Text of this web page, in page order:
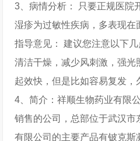
3、病情分析： 只要正规医院
湿疹为过敏性疾病，多表现在
指导意见： 建议您注意以下
清洁干燥，减少风刺激，强光
起效快，但是比如容易复发，
4、简介：祥顺生物药业有限
销售的公司，总部位于武汉市
有限公司的主要产品有铍克